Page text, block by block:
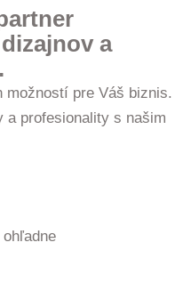
a
možností pre Váš biznis.
a profesionality s našim